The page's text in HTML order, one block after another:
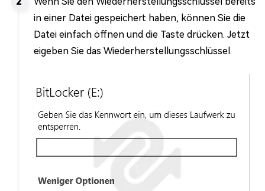
in einer Datei gespeichert haben, können Sie die
Datei einfach öffnen und die Taste drücken. Jetzt
eigeben Sie das Wiederherstellungsschlüssel.